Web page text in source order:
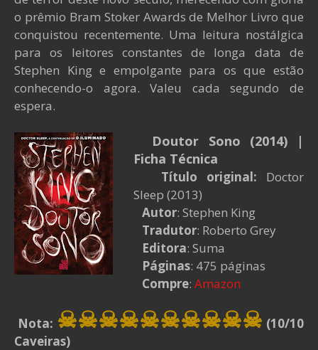
o prêmio Bram Stoker Awards de Melhor Livro que
conquistou recentemente. Uma leitura nostálgica
para os leitores constantes de longa data de
Stephen King e empolgante para os que estão
conhecendo-o agora. Valeu cada segundo de
espera.
Doutor Sono (2014)
|
Ficha Técnica
Título original: Doctor
Sleep (2013)
Autor: Stephen King
Tradutor: Roberto Grey
Editora: Suma
Páginas: 475 páginas
Compre: Amazon
Nota: ☠☠☠☠☠☠☠☠☠☠ (10/10
Caveiras)